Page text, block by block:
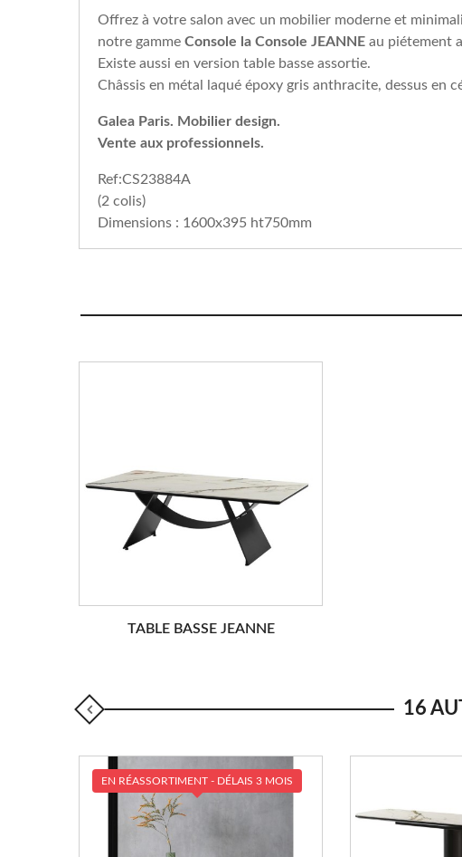
Offrez à votre salon avec un mobilier moderne et
notre gamme Console la Console JEANNE au piétement
Existe aussi en version table basse assortie.
Châssis en métal laqué époxy gris anthracite, dessus en
Galea Paris. Mobilier design.
Vente aux professionnels.
Ref:CS23884A
(2 colis)
Dimensions : 1600x395 ht750mm
TABLE BASSE JEANNE
16
EN RÉASSORTIMENT - DÉLAIS 3 MOIS